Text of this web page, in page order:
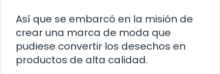
Así que se embarcó en la misión de
crear una marca de moda que
pudiese convertir los desechos en
productos de alta calidad.